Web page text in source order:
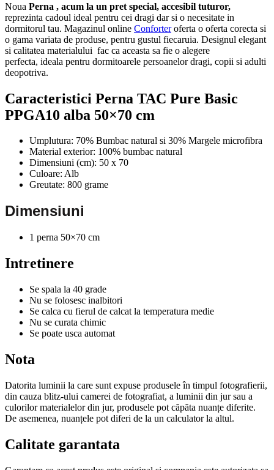
Noua Perna , acum la un pret special, accesibil tuturor,
reprezinta cadoul ideal pentru cei dragi dar si o necesitate in
dormitorul tau. Magazinul online Conforteroferta o oferta corecta si
o gama variata de produse, pentru gustul fiecaruia. Designul elegant
si calitatea materialului fac ca aceasta sa fie o alegere
perfecta, ideala pentru dormitoarele persoanelor dragi, copii si adulti
deopotriva.
Caracteristici Perna TAC Pure Basic
PPGA10 alba 50×70 cm
Umplutura: 70% Bumbac natural si 30% Margele microfibra
Material exterior: 100% bumbac natural
Dimensiuni (cm): 50 x 70
Culoare: Alb
Greutate: 800 grame
Dimensiuni
1 perna 50×70 cm
Intretinere
Se spala la 40 grade
Nu se folosesc inalbitori
Se calca cu fierul de calcat la temperatura medie
Nu se curata chimic
Se poate usca automat
Nota
Datorita luminii la care sunt expuse produsele în timpul fotografierii,
din cauza blitz-ului camerei de fotografiat, a luminii din jur sau a
culorilor materialelor din jur, produsele pot căpăta nuanțe diferite.
De asemenea, nuanțele pot diferi de la un calculator la altul.
Calitate garantata